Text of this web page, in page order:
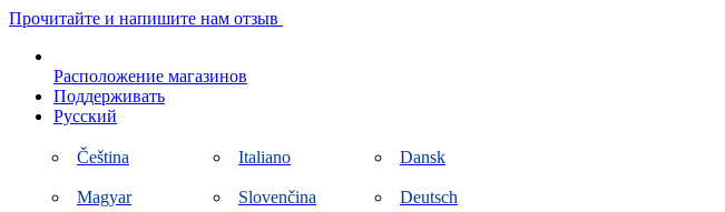
Перейти
контенту
Прочитайте и напишите нам отзыв
Расположение магазинов
Поддерживать
Русский
Čeština Italiano Dansk
Magyar Slovenčina Deutsch